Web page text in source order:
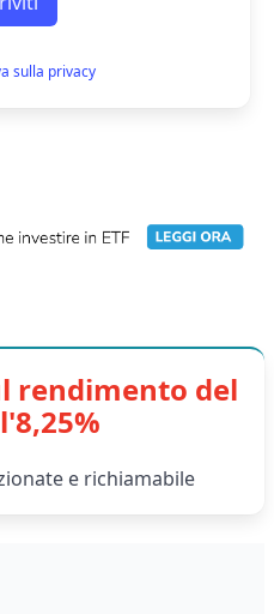
sulla privacy
rendimento del
e richiamabile